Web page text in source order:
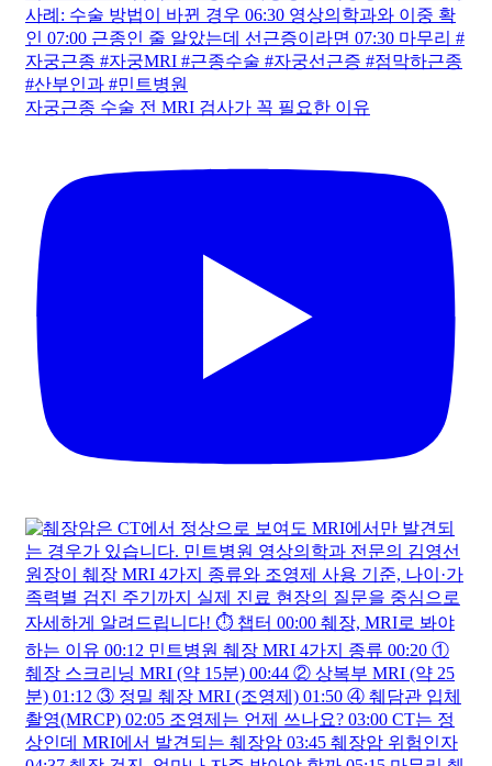
자궁근종 수술 전 MRI 검사가 꼭 필요한 이유